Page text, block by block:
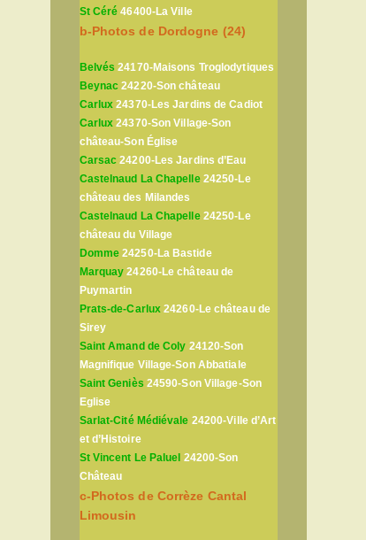
St Céré 46400-La Ville
b-Photos de Dordogne (24)
Belvés 24170-Maisons Troglodytiques
Beynac 24220-Son château
Carlux 24370-Les Jardins de Cadiot
Carlux 24370-Son Village-Son
château-Son Église
Carsac 24200-Les Jardins d’Eau
Castelnaud La Chapelle24250-Le
château des Milandes
Castelnaud La Chapelle24250-Le
château du Village
Domme 24250-La Bastide
Marquay 24260-Le château de
Puymartin
Prats-de-Carlux 24260-Le château de
Sirey
Saint Amand de Coly 24120-Son
Magnifique Village-Son Abbatiale
Saint Geniès 24590-Son Village-Son
Eglise
Sarlat-Cité Médiévale 24200-Ville d’Art
et d’Histoire
St Vincent Le Paluel 24200-Son
Château
c-Photos de Corrèze Cantal
Limousin